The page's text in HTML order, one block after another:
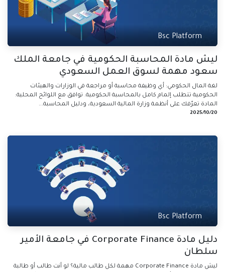
Bsc Platform
ليش مادة المحاسبة الحكومية في جامعة الملك
سعود مهمة لسوق العمل السعودي
لغة المال الحكومي: أي وظيفة محاسبة أو مراجعة في الوزارات والهيئات
الحكومية تتطلب إلمام كامل بالمحاسبة الحكومية. توافق مع اللوائح المحلية:
المادة تعرّفك على أنظمة وزارة المالية السعودية، ودليل المحاسبة...
20‏/10‏/2025
Bsc Platform
دليل مادة Corporate Finance في جامعة الأمير
سلطان
ليش مادة Corporate Finance مهمة لكل طالب مالية؟ لو أنت طالب أو طالبة